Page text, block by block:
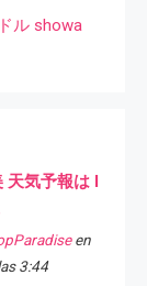
ル showa
天気予報は I
en
3:44